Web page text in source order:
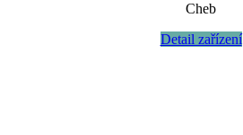
Cheb
Detail zařízení